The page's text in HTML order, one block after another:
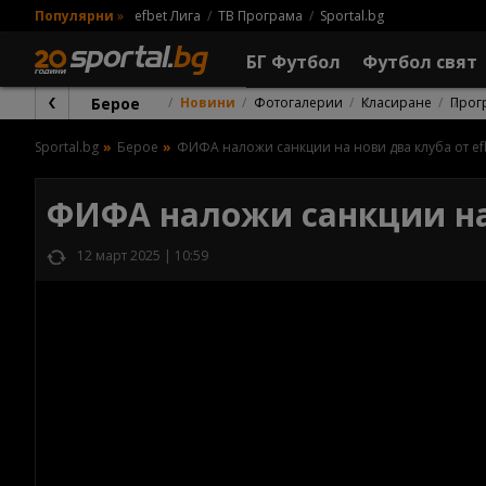
Популярни » efbet Лига ТВ Програма Sportal.bg
БГ Футбол Футбол свят
Берое Новини Фотогалерии Класиране
Sportal.bg Берое ФИФА наложи санкции на нови два клуба от
ФИФА наложи санкции
12 март 2025 | 10:59